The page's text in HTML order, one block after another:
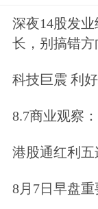
作为我国
品，沪深
深夜14股发
长，别搞错方
科技巨震 利
8.7商业观察
港股通红利五
8月7日早盘